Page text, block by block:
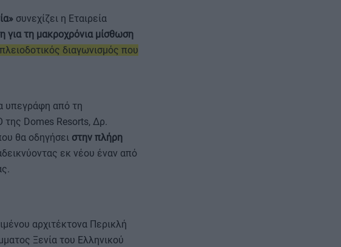
συνεχίζει η Εταιρεία
για τη μακροχρόνια μίσθωση
διαγωνισμός που
υπεγράφη από τη
της Domes Resorts, Δρ.
θα οδηγήσει στην πλήρη
εκ νέου έναν από
αρχιτέκτονα Περικλή
Ξενία του Ελληνικού